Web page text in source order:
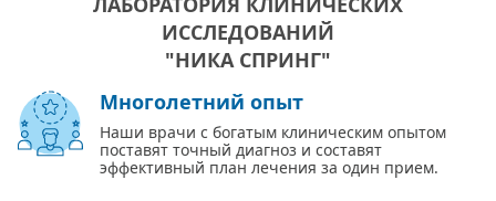
ИССЛЕДОВАНИЙ
"НИКА СПРИНГ"
Многолетний опыт
Наши врачи с богатым клиническим опытом
поставят точный диагноз и составят
эффективный план лечения за один прием.